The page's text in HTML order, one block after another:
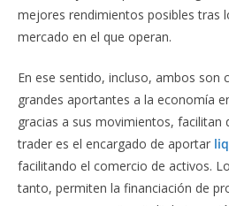
mejores rendimientos posibles tras
mercado en el que operan.
En ese sentido, incluso, ambos son
grandes aportantes a la economía
gracias a sus movimientos, facilitan
trader es el encargado de aportar
facilitando el comercio de activos.
tanto, permiten la financiación de